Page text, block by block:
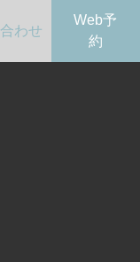
わせ
Web予
約